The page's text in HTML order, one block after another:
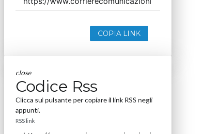
COPIA LINK
close
Codice Rss
Clicca sul pulsante per copiare il link RSS negli
appunti.
RSS link